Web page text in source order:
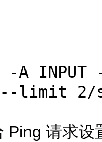
A
limit 2/
请求设